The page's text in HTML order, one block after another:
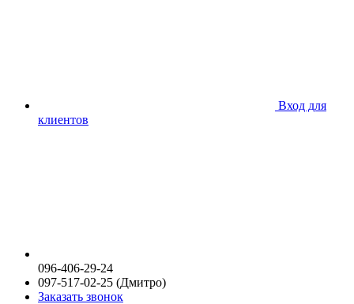
Вход для
клиентов
096-406-29-24
097-517-02-25 (Дмитро)
Заказать звонок